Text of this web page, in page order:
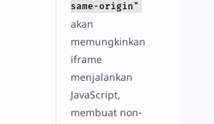
same-origin"
akan
memungkinkan
iframe
menjalankan
JavaScript,
membuat non-